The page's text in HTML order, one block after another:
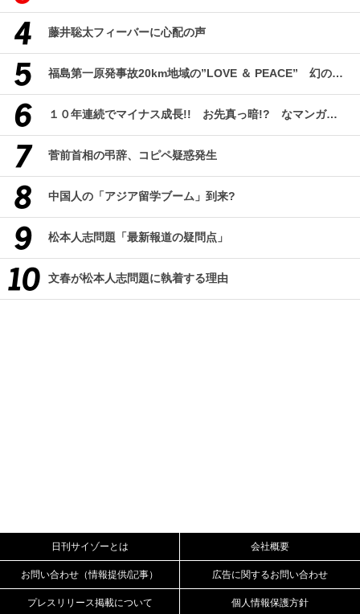
藤井聡太フィーバーに心配の声
福島第一原発事故20km地域の”LOVE ＆ PEACE” 幻のコミューン「獏原人村」の現在
１０年連続でマイナス成長!! お先真っ暗!? なマンガ産業研究
菅前首相の弔辞、コピペ疑惑発生
中国人の「アジア留学ブーム」到来?
松本人志問題「最新報道の疑問点」
文春が松本人志問題に執着する理由
日刊サイゾーとは 会社概要
お問い合わせ（情報提供/記事） 広告に関するお問い合わせ
プレスリリース掲載について 個人情報保護方針